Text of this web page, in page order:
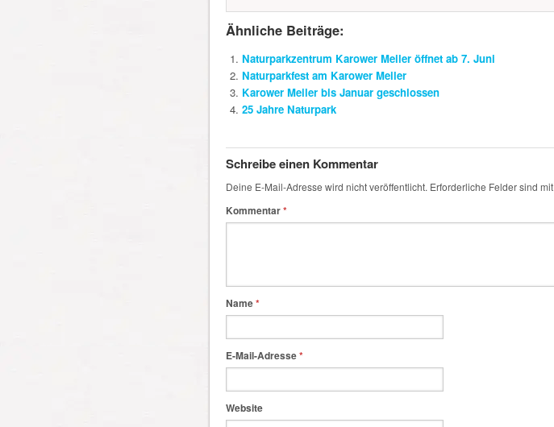
Ähnliche Beiträge:
Naturparkzentrum Karower Meiler öffnet ab 7. Juni
Naturparkfest am Karower Meiler
Karower Meiler bis Januar geschlossen
25 Jahre Naturpark
Schreibe einen Kommentar
Deine E-Mail-Adresse wird nicht veröffentlicht. Erforderliche Felder sind mit
Kommentar*
Name*
E-Mail-Adresse*
Website